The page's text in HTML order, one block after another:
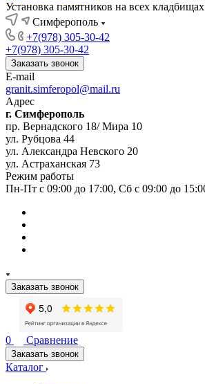
Установка памятников на всех
Симферополь
+7(978) 305-30-42
+7(978) 305-30-42
Заказать звонок
E-mail
granit.simferopol@mail.ru
Адрес
г. Симферополь
пр. Вернадского 18/ Мира 10
ул. Рубцова 44
ул. Александра Невского 20
ул. Астраханская 73
Режим работы
Пн-Пт с 09:00 до 17:00, Сб с 09:00 до
Заказать звонок
0 Сравнение
Заказать звонок
Каталог